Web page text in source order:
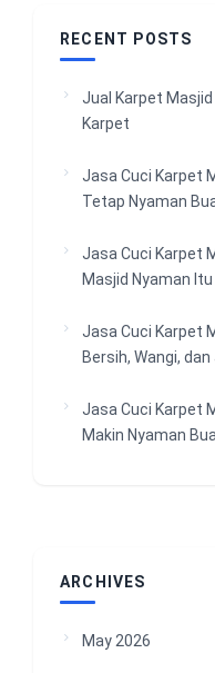
RECENT POSTS
Jual Karpet
Karpet
Jasa Cuci Karpet
Tetap Nyaman
Jasa Cuci Karpet
Masjid Nyaman
Jasa Cuci Karpet
Bersih, Wangi,
Jasa Cuci Karpet
Makin Nyaman
ARCHIVES
May 2026